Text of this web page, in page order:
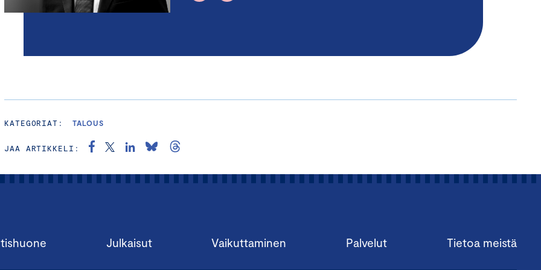
KATEGORIAT: TALOUS
JAA ARTIKKELI:
Julkaisut Vaikuttaminen Palvelut Tietoa meistä